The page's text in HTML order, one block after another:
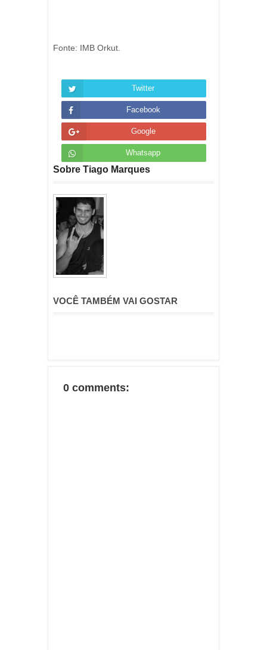
Fonte: IMB Orkut.
Twitter
Facebook
Google
Whatsapp
Sobre Tiago Marques
VOCÊ TAMBÉM VAI GOSTAR
0 comments: